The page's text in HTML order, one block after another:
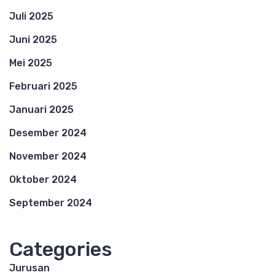
Juli 2025
Juni 2025
Mei 2025
Februari 2025
Januari 2025
Desember 2024
November 2024
Oktober 2024
September 2024
Categories
Jurusan